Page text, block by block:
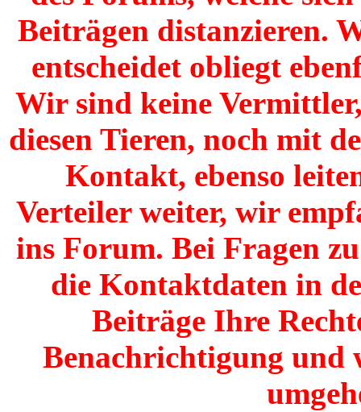
Beiträgen distanzieren.
entscheidet obliegt
Wir sind keine
diesen Tieren, noch mit
Kontakt, ebenso
Verteiler weiter, wir
ins Forum. Bei Fragen
die Kontaktdaten in
Beiträge Ihre
Benachrichtigung und